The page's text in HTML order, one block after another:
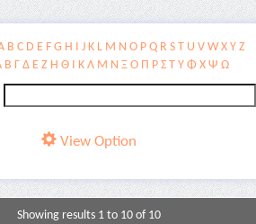
B C D E F G H I J K L M N O P Q R S T U V W X Y Z
Β Γ Δ Ε Ζ Η Θ Ι Κ Λ Μ Ν Ξ Ο Π Ρ Σ Τ Υ Φ Χ Ψ Ω
View Option
Showing results 1 to 10 of 10